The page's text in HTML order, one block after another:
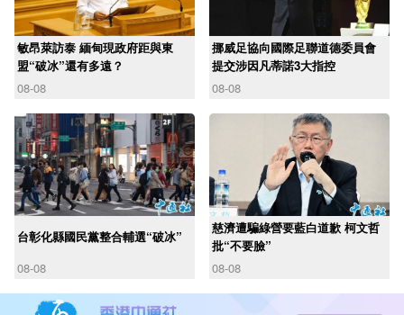
敏昂萊訪泰 緬甸現政府距與東
盟“破冰”還有多遠？
08-08
挪威足協向國際足聯道德委員會
提交涉因凡蒂諾3大指控
08-08
台彰化縣國民黨整合輔選“破冰”
08-08
慈濟遭騙綠營要藍白道歉 柯文哲
批“不要臉”
08-08